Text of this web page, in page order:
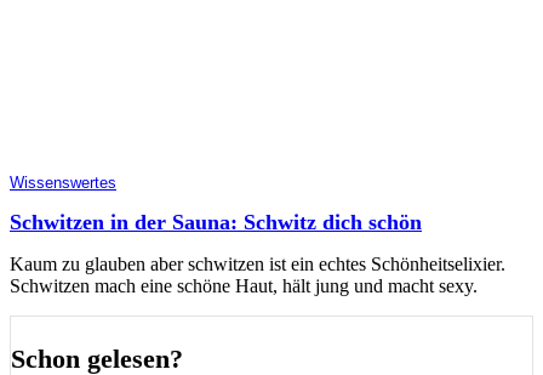
Wissenswertes
Schwitzen in der Sauna: Schwitz dich schön
Kaum zu glauben aber schwitzen ist ein echtes Schönheitselixier.
Schwitzen mach eine schöne Haut, hält jung und macht sexy.
Schon gelesen?